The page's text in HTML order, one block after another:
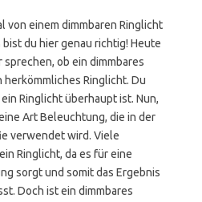
von einem dimmbaren Ringlicht
du hier genau richtig! Heute
ob ein dimmbares
Ringlicht. Du
Ringlicht überhaupt ist. Nun,
Art Beleuchtung, die in der
verwendet wird. Viele
Ringlicht, da es für eine
sorgt und somit das Ergebnis
Doch ist ein dimmbares